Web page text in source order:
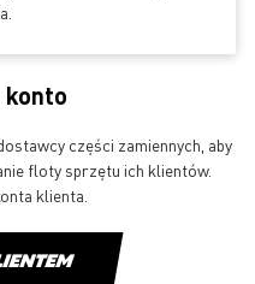
konto
części zamiennych, aby
floty sprzętu ich klientów.
klienta.